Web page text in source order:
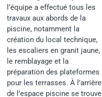
l’équipe a effectué tous les
travaux aux abords de la
piscine, notamment la
création du local technique,
les escaliers en granit jaune,
le remblayage et la
préparation des plateformes
pour les terrasses. À l’arrière
de l’espace piscine se trouve